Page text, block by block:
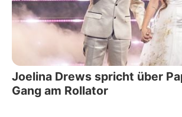
Joelina Drews spricht über
Gang am Rollator